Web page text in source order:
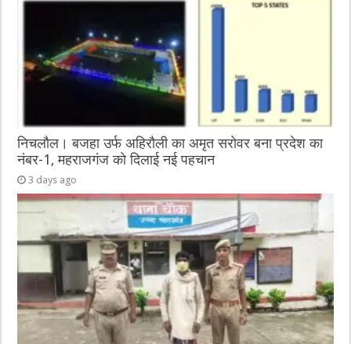
निचलौल। बजहा उर्फ अहिरौली का अमृत सरोवर बना प्रदेश का
नंबर-1, महराजगंज को दिलाई नई पहचान
3 days ago